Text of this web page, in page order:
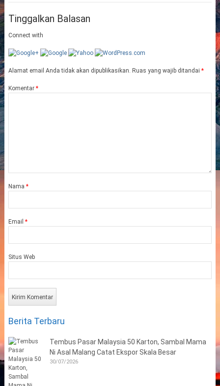
Tinggalkan Balasan
Connect with
Alamat email Anda tidak akan dipublikasikan. Ruas yang wajib ditandai *
Komentar *
Nama *
Email *
Situs Web
Berita Terbaru
Tembus Pasar Malaysia 50 Karton, Sambal Mama
Ni Asal Malang Catat Ekspor Skala Besar
30/07/2026